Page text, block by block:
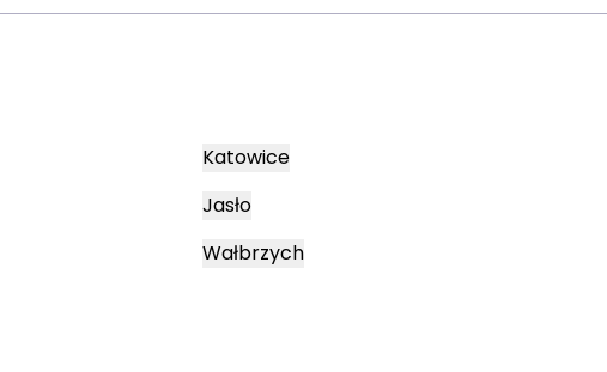
Katowice
Jasło
Wałbrzych